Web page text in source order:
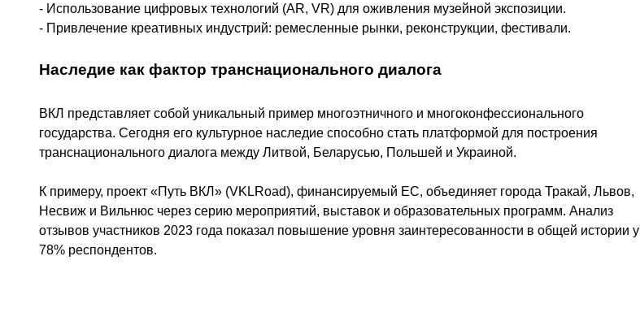
- Использование цифровых технологий (AR, VR) для оживления музейной экспозиции.
- Привлечение креативных индустрий: ремесленные рынки, реконструкции, фестивали.
Наследие как фактор транснационального диалога
ВКЛ представляет собой уникальный пример многоэтничного и многоконфессионального
государства. Сегодня его культурное наследие способно стать платформой для построения
транснационального диалога между Литвой, Беларусью, Польшей и Украиной.
К примеру, проект «Путь ВКЛ» (VKLRoad), финансируемый ЕС, объединяет города Тракай, Львов,
Несвиж и Вильнюс через серию мероприятий, выставок и образовательных программ. Анализ
отзывов участников 2023 года показал повышение уровня заинтересованности в общей истории у
78% респондентов.